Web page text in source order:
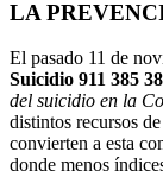
LA
El pasado 11 de
Suicidio 911 385
del suicidio en la
distintos recursos
convierten a esta
donde menos